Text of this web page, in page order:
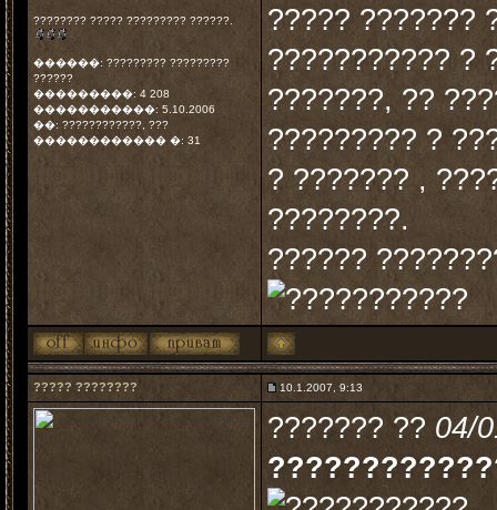
???????? ????? ????????? ??????.
������: ????????? ?????????
??????
���������: 4 208
�����������: 5.10.2006
��: ????????????, ???
������������ �: 31
????? ???????
??????????? ?
???????, ??
????????? ?
? ??????? ,
????????.
??????
????? ???????? 10.1.2007, 9:13
??????? ?? 04/